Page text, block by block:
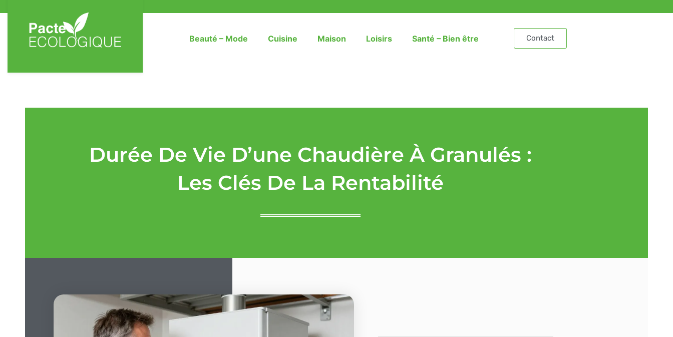
Beauté – Mode Cuisine Maison Loisirs Santé – Bien être Contact
Durée De Vie D’une Chaudière À Granulés :
Les Clés De La Rentabilité